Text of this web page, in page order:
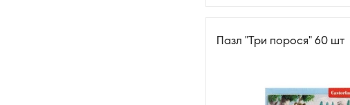
Пазл "Три порося" 60 шт